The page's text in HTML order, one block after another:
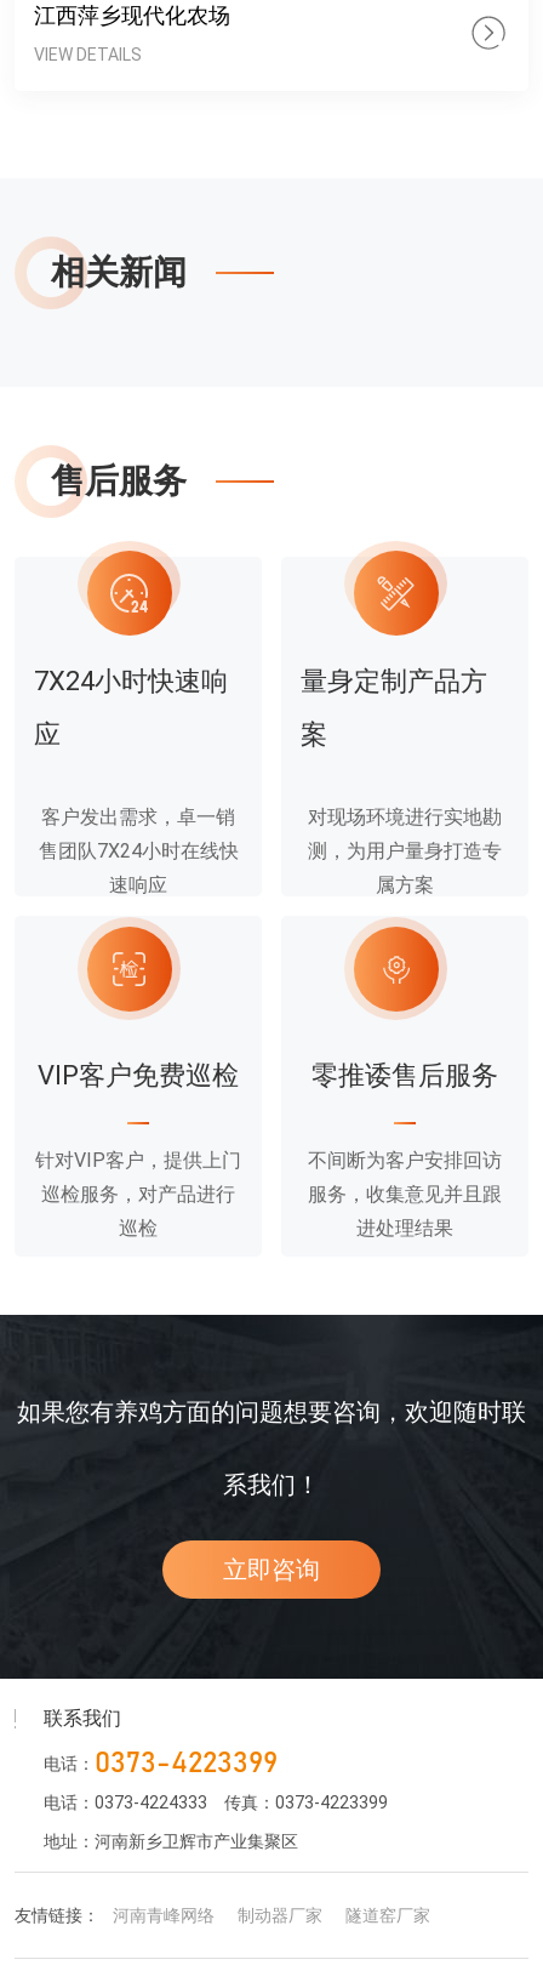
江西萍乡现代化农场
VIEW DETAILS
相关新闻
售后服务
7X24小时快速响
应
客户发出需求，卓一销
售团队7X24小时在线快
速响应
量身定制产品方
案
对现场环境进行实地勘
测，为用户量身打造专
属方案
VIP客户免费巡检
针对VIP客户，提供上门
巡检服务，对产品进行
巡检
零推诿售后服务
不间断为客户安排回访
服务，收集意见并且跟
进处理结果
如果您有养鸡方面的问题想要咨询，欢迎随时联
系我们！
立即咨询
联系我们
电话： 0373-4223399
电话：0373-4224333 传真：0373-4223399
地址：河南新乡卫辉市产业集聚区
友情链接： 河南青峰网络 制动器厂家 隧道窑厂家